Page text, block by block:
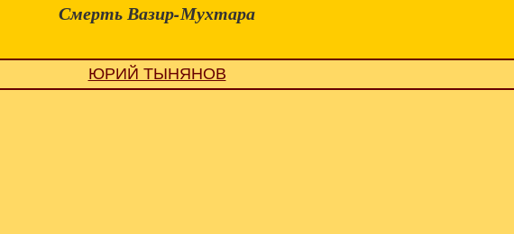
Смерть Вазир-Мухтара
ЮРИЙ ТЫНЯНОВ